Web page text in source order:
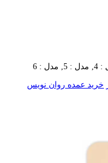
خرید عمده روان نویس